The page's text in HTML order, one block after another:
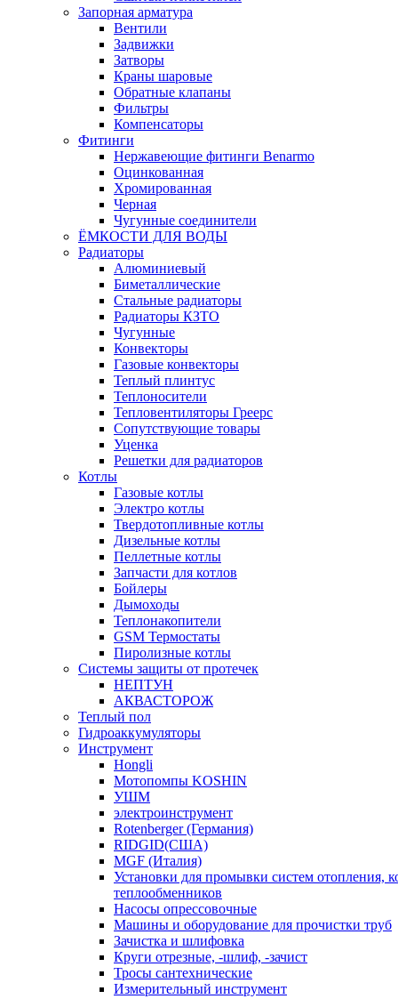
Запорная арматура
Вентили
Задвижки
Затворы
Краны шаровые
Обратные клапаны
Фильтры
Компенсаторы
Фитинги
Нержавеющие фитинги Benarmo
Оцинкованная
Хромированная
Черная
Чугунные соединители
ЁМКОСТИ ДЛЯ ВОДЫ
Радиаторы
Алюминиевый
Биметаллические
Стальные радиаторы
Радиаторы КЗТО
Чугунные
Конвекторы
Газовые конвекторы
Теплый плинтус
Теплоносители
Тепловентиляторы Греерс
Сопутствующие товары
Уценка
Решетки для радиаторов
Котлы
Газовые котлы
Электро котлы
Твердотопливные котлы
Дизельные котлы
Пеллетные котлы
Запчасти для котлов
Бойлеры
Дымоходы
Теплонакопители
GSM Термостаты
Пиролизные котлы
Системы защиты от протечек
НЕПТУН
АКВАСТОРОЖ
Теплый пол
Гидроаккумуляторы
Инструмент
Hongli
Мотопомпы KOSHIN
УШМ
электроинструмент
Rotenberger (Германия)
RIDGID(США)
MGF (Италия)
Установки для промывки систем отопления,
теплообменников
Насосы опрессовочные
Машины и оборудование для прочистки труб
Зачистка и шлифовка
Круги отрезные, -шлиф, -зачист
Тросы сантехнические
Измерительный инструмент